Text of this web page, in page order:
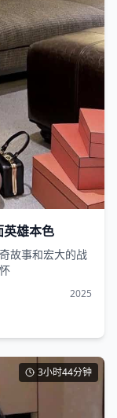
英雄本色
故事和宏大的战
2025
3小时44分钟